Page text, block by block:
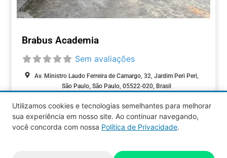
Brabus Academia
Sem avaliações
Av. Ministro Laudo Ferreira de Camargo, 32, Jardim Peri Peri,
São Paulo, São Paulo, 05522-020, Brasil
FITNESS / BEM-
ESTAR
Utilizamos cookies e tecnologias semelhantes para melhorar
sua experiência em nosso site. Ao continuar navegando,
você concorda com nossa Política de Privacidade.